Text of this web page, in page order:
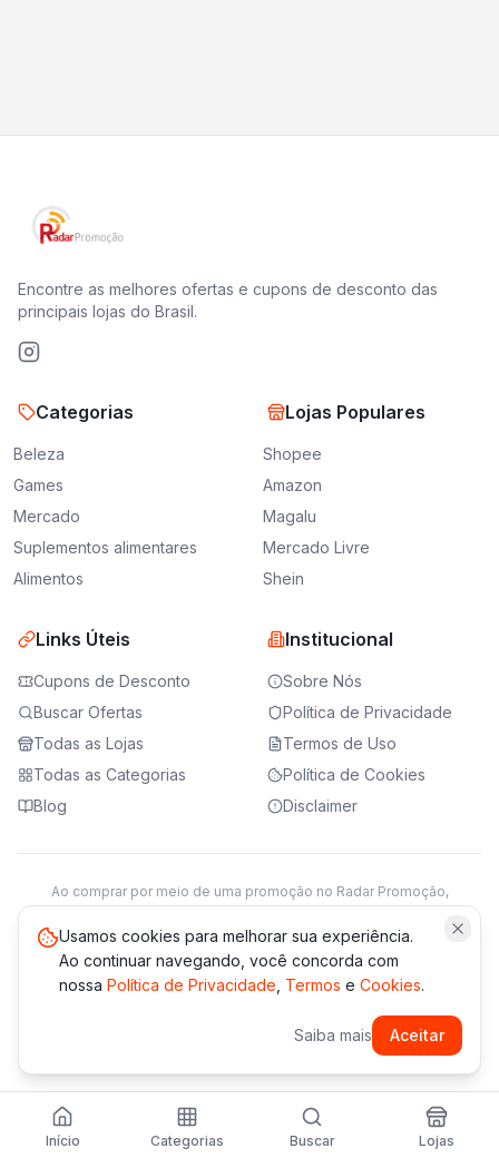
Encontre as melhores ofertas e cupons de desconto das
principais lojas do Brasil.
Categorias
Beleza
Games
Mercado
Suplementos alimentares
Alimentos
Lojas Populares
Shopee
Amazon
Magalu
Mercado Livre
Shein
Links Úteis
Cupons de Desconto
Buscar Ofertas
Todas as Lojas
Todas as Categorias
Blog
Institucional
Sobre Nós
Política de Privacidade
Termos de Uso
Política de Cookies
Disclaimer
Ao comprar por meio de uma promoção no Radar Promoção,
Saiba mais
*Os preços e disponibilidade podem variar. Verifique sempre
Desenvolvido com amor 💜 pela Agência Vallades
Início Categorias Buscar Lojas
Usamos cookies para melhorar sua experiência.
Ao continuar navegando, você concorda com
nossa Política de Privacidade Termos e Cookies.
Saiba mais Aceitar